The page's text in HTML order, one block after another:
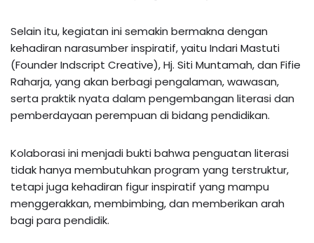
Selain itu, kegiatan ini semakin bermakna dengan
kehadiran narasumber inspiratif, yaitu Indari Mastuti
(Founder Indscript Creative), Hj. Siti Muntamah, dan Fifie
Raharja, yang akan berbagi pengalaman, wawasan,
serta praktik nyata dalam pengembangan literasi dan
pemberdayaan perempuan di bidang pendidikan.
Kolaborasi ini menjadi bukti bahwa penguatan literasi
tidak hanya membutuhkan program yang terstruktur,
tetapi juga kehadiran figur inspiratif yang mampu
menggerakkan, membimbing, dan memberikan arah
bagi para pendidik.